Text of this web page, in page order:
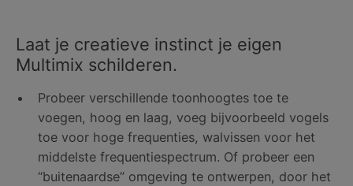
Laat je creatieve instinct je eigen
Multimix schilderen.
Probeer verschillende toonhoogtes toe te
voegen, hoog en laag, voeg bijvoorbeeld vogels
toe voor hoge frequenties, walvissen voor het
middelste frequentiespectrum. Of probeer een
“buitenaardse” omgeving te ontwerpen, door het